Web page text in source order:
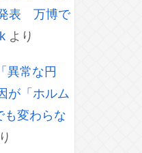
表 万博で
より
異常な円
が「ホルム
も変わらな